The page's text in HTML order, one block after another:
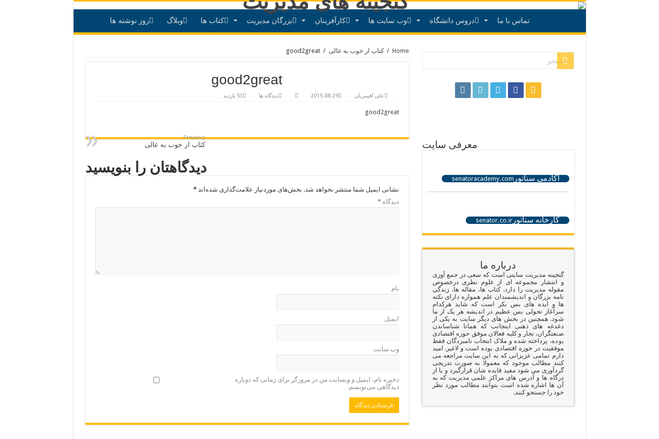
روز نوشته ها وبلاگ کتاب ها بزرگان مدیریت کارآفرینان وب سایت ها دروس دانشگاه تماس با ما
Home
/ کتاب از خوب به عالی /
good2great
good2great
علی افسریان 2015-08-29 دیدگاه ها 53 بازدید
good2great
Previous
کتاب از خوب به عالی
دیدگاهتان را بنویسید
نشانی ایمیل شما منتشر نخواهد شد. بخش‌های موردنیاز علامت‌گذاری شده‌اند*
دیدگاه*
نام
ایمیل
وب‌ سایت
ذخیره نام، ایمیل و وبسایت من در مرورگر برای زمانی که دوباره
دیدگاهی می‌نویسم.
معرفی سایت
آکادمی سناتورsenatoracademy.com
کارخانه سناتورsenator.co.ir
درباره ما
گنجینه مدیریت سایتی است که سعی در جمع آوری
و انتشار مجموعه ای از علوم نظری درخصوص
مقوله مدیریت را دارد. کتاب ها، مقاله ها، زندگی
نامه بزرگان و اندیشمندان علم همواره دارای نکته
ها و ایده های بس بکر است که شاید هرکدام
سرآغاز تحولی بس عظیم در اندیشه هر یک از ما
شود. همچنین در بخش های دیگر سایت به یکی از
دغدغه های ذهنی اینجانب که همانا شناساندن
صنعتگران، تجار و کلیه فعالان موفق حوزه اقتصادی
بوده، پرداخته شده و ملاک انتخاب نامبردگان فقط
موفقیت در حوزه اقتصادی بوده است و لاغیر. امید
دارم تمامی عزیزانی که به این سایت مراجعه می
کنند مطالب موجود که معمولا به صورت تدریجی
گردآوری می شود مفید فایده شان قرارگیرد و یا از
درگاه ها و آدرس های مراکز علمی مدیریت که به
آن ها اشاره شده است بتوانند مطالب مورد نظر
خود را جستجو کنند.